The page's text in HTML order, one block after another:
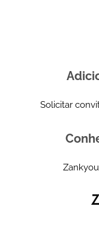
Solicitar